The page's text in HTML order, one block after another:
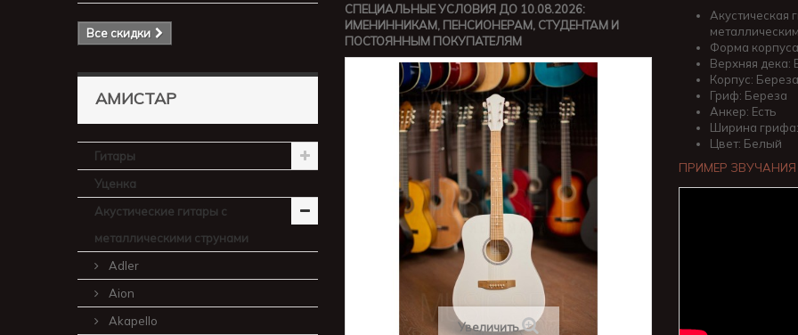
Все скидки
АМИСТАР
Гитары
Уценка
Акустические гитары с
металлическими струнами
Adler
Aion
Akapello
СПЕЦИАЛЬНЫЕ УСЛОВИЯ ДО 10.08.2026:
ИМЕНИННИКАМ, ПЕНСИОНЕРАМ, СТУДЕНТАМ И
ПОСТОЯННЫМ ПОКУПАТЕЛЯМ
Увеличить
Акустическая
Форма
Верхняя дека:
Корпус: Береза
Гриф: Береза
Анкер: Есть
Ширина
Цвет: Белый
ПРИМЕР ЗВУЧАНИЯ